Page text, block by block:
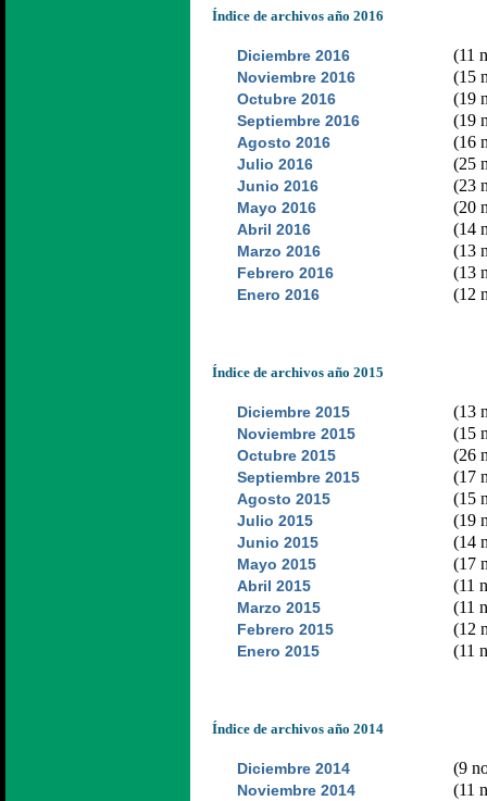
Índice de archivos año 2016
Diciembre 2016 (11
Noviembre 2016 (15
Octubre 2016 (19
Septiembre 2016 (19
Agosto 2016 (16
Julio 2016 (25
Junio 2016 (23
Mayo 2016 (20
Abril 2016 (14
Marzo 2016 (13
Febrero 2016 (13
Enero 2016 (12
Índice de archivos año 2015
Diciembre 2015 (13
Noviembre 2015 (15
Octubre 2015 (26
Septiembre 2015 (17
Agosto 2015 (15
Julio 2015 (19
Junio 2015 (14
Mayo 2015 (17
Abril 2015 (11
Marzo 2015 (11
Febrero 2015 (12
Enero 2015 (11
Índice de archivos año 2014
Diciembre 2014 (9
Noviembre 2014 (11